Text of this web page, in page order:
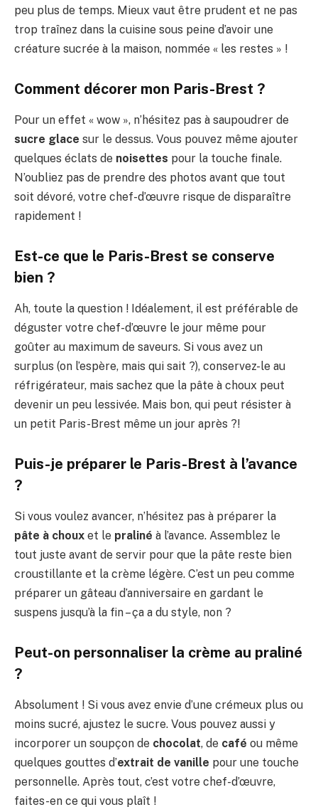
peu plus de temps. Mieux vaut être prudent et ne pas
trop traînez dans la cuisine sous peine d’avoir une
créature sucrée à la maison, nommée « les restes » !
Comment décorer mon Paris-Brest ?
Pour un effet « wow », n’hésitez pas à saupoudrer de
sucre glace sur le dessus. Vous pouvez même ajouter
quelques éclats de noisettes pour la touche finale.
N’oubliez pas de prendre des photos avant que tout
soit dévoré, votre chef-d’œuvre risque de disparaître
rapidement !
Est-ce que le Paris-Brest se conserve
bien ?
Ah, toute la question ! Idéalement, il est préférable de
déguster votre chef-d’œuvre le jour même pour
goûter au maximum de saveurs. Si vous avez un
surplus (on l’espère, mais qui sait ?), conservez-le au
réfrigérateur, mais sachez que la pâte à choux peut
devenir un peu lessivée. Mais bon, qui peut résister à
un petit Paris-Brest même un jour après ?!
Puis-je préparer le Paris-Brest à l’avance
?
Si vous voulez avancer, n’hésitez pas à préparer la
pâte à choux et le praliné à l’avance. Assemblez le
tout juste avant de servir pour que la pâte reste bien
croustillante et la crème légère. C’est un peu comme
préparer un gâteau d’anniversaire en gardant le
suspens jusqu’à la fin – ça a du style, non ?
Peut-on personnaliser la crème au praliné
?
Absolument ! Si vous avez envie d’une crémeux plus ou
moins sucré, ajustez le sucre. Vous pouvez aussi y
incorporer un soupçon de chocolat, de café ou même
quelques gouttes d’extrait de vanille pour une touche
personnelle. Après tout, c’est votre chef-d’œuvre,
faites-en ce qui vous plaît !